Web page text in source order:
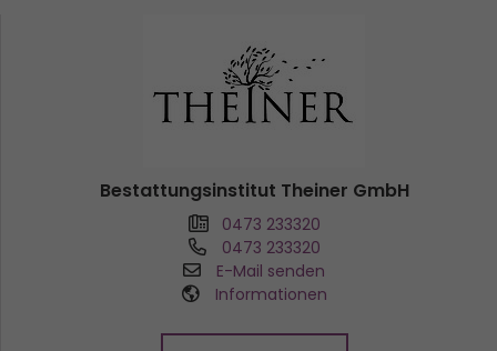
Bestattungsinstitut Theiner GmbH
0473 233320
0473 233320
E-Mail senden
Informationen